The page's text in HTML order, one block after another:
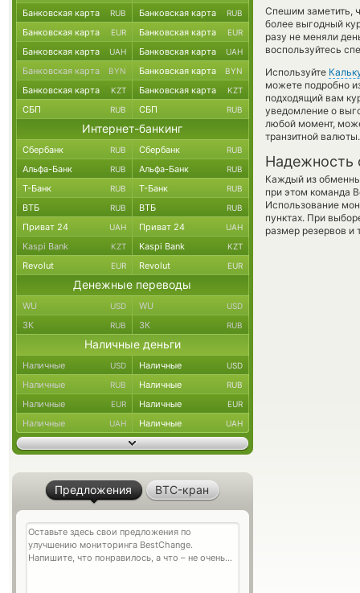
Спешим заметить,
более выгодный
разу не меняли
воспользуйтесь
Используйте
можете подробно
подходящий вам
уведомление о
любой момент,
транзитной валюты.
Надежность
Каждый из
при этом команда
Использование
пунктах. При
размер резервов и
Банковская карта RUB Банковская карта RUB
Банковская карта EUR Банковская карта EUR
Банковская карта UAH Банковская карта UAH
Банковская карта BYN Банковская карта BYN
Банковская карта KZT Банковская карта KZT
СБП RUB СБП RUB
Интернет-банкинг
Сбербанк RUB Сбербанк RUB
Альфа-Банк RUB Альфа-Банк RUB
Т-Банк RUB Т-Банк RUB
ВТБ RUB ВТБ RUB
Приват 24 UAH Приват 24 UAH
Kaspi Bank KZT Kaspi Bank KZT
Revolut EUR Revolut EUR
Денежные переводы
WU USD WU USD
ЗК RUB ЗК RUB
Наличные деньги
Наличные USD Наличные USD
Наличные RUB Наличные RUB
Наличные EUR Наличные EUR
Наличные UAH Наличные UAH
Предложения BTC-кран